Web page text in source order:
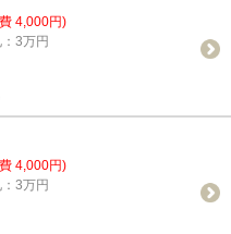
4,000円)
3万円
4,000円)
3万円